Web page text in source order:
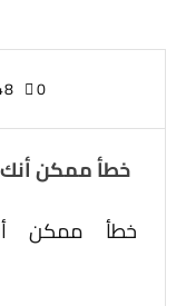
0
11 خطأ ممكن